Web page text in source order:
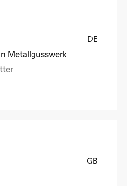
DE
Metallgusswerk
GB